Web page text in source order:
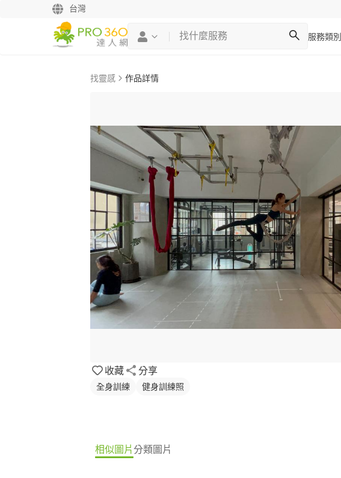
台灣
服務類別
找靈感 作品詳情
收藏 分享
全身訓練 健身訓練照
相似圖片分類圖片